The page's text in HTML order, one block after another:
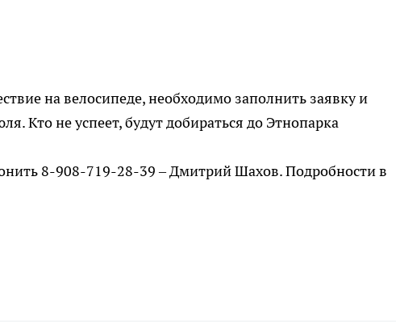
на велосипеде, необходимо заполнить заявку и
Кто не успеет, будут добираться до Этнопарка
8-908-719-28-39 – Дмитрий Шахов. Подробности в